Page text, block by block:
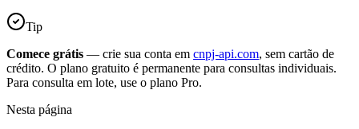
Tip
Comece grátis — crie sua conta em cnpj-api.com, sem cartão de
crédito. O plano gratuito é permanente para consultas individuais.
Para consulta em lote, use o plano Pro.
Nesta página